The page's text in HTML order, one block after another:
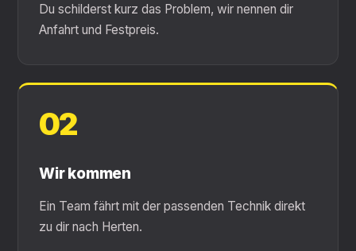
Du schilderst kurz das Problem, wir nennen dir
Anfahrt und Festpreis.
02
Wir kommen
Ein Team fährt mit der passenden Technik direkt
zu dir nach Herten.